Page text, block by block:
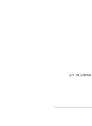
3부 | 상처
과테말라